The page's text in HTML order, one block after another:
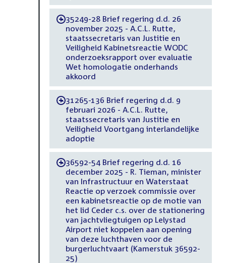
-35249-28 Brief regering d.d. 26
november 2025 - A.C.L. Rutte,
staatssecretaris van Justitie en
Veiligheid Kabinetsreactie WODC
onderzoeksrapport over evaluatie
Wet homologatie onderhands
akkoord
-31265-136 Brief regering d.d. 9
februari 2026 - A.C.L. Rutte,
staatssecretaris van Justitie en
Veiligheid Voortgang interlandelijke
adoptie
-36592-54 Brief regering d.d. 16
december 2025 - R. Tieman, minister
van Infrastructuur en Waterstaat
Reactie op verzoek commissie over
een kabinetsreactie op de motie van
het lid Ceder c.s. over de stationering
van jachtvliegtuigen op Lelystad
Airport niet koppelen aan opening
van deze luchthaven voor de
burgerluchtvaart (Kamerstuk 36592-
25)